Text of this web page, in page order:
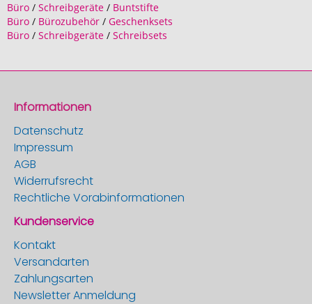
Büro / Schreibgeräte / Buntstifte
Büro / Bürozubehör / Geschenksets
Büro / Schreibgeräte / Schreibsets
Informationen
Datenschutz
Impressum
AGB
Widerrufsrecht
Rechtliche Vorabinformationen
Kundenservice
Kontakt
Versandarten
Zahlungsarten
Newsletter Anmeldung